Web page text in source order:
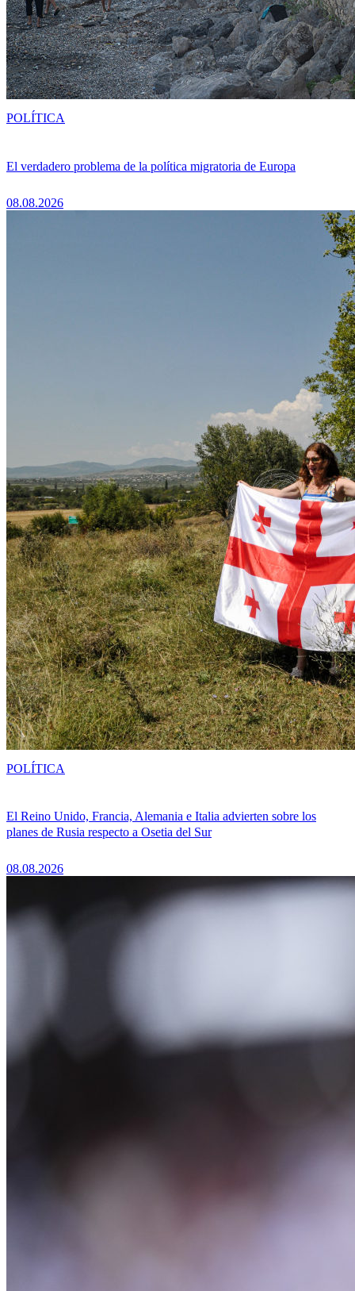
El verdadero problema de la política migratoria de Europa
08.08.2026
POLÍTICA
El Reino Unido, Francia, Alemania e Italia advierten sobre los
planes de Rusia respecto a Osetia del Sur
08.08.2026
POLÍTICA